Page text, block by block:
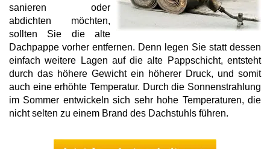
sanieren oder
abdichten möchten,
sollten Sie die alte
Dachpappe vorher entfernen. Denn legen Sie statt dessen
einfach weitere Lagen auf die alte Pappschicht, entsteht
durch das höhere Gewicht ein höherer Druck, und somit
auch eine erhöhte Temperatur. Durch die Sonnenstrahlung
im Sommer entwickeln sich sehr hohe Temperaturen, die
nicht selten zu einem Brand des Dachstuhls führen.